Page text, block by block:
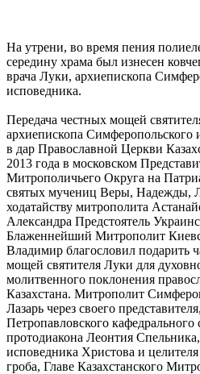
На утрени, во время пения
середину храма был изнесен
врача Луки, архиепископа
исповедника.
Передача честных мощей
архиепископа
в дар Православной Церкви
2013 года в московском
Митрополичьего Округа на
святых мучениц Веры,
ходатайству митрополита
Александра Предстоятель
Блаженнейший Митрополит
Владимир благословил подарить
мощей святителя Луки для
молитвенного поклонения
Казахстана. Митрополит
Лазарь через своего
Петропавловского
протодиакона Леонтия
исповедника Христова и
гроба, Главе Казахстанского